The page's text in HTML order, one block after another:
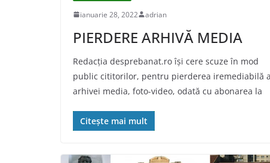
ianuarie 28, 2022 adrian
PIERDERE ARHIVĂ MEDIA
Redacţia desprebanat.ro îşi cere scuze în mod
public cititorilor, pentru pierderea iremediabilă a
arhivei media, foto-video, odată cu abonarea la
Citește mai mult